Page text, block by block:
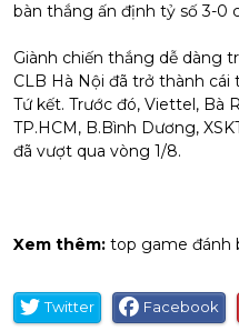
bàn thắng ấn định tỷ số 3-0
Giành chiến thắng dễ dàng
CLB Hà Nội đã trở thành
Tứ kết. Trước đó, Viettel, Bà
TP.HCM, B.Bình Dương,
đã vượt qua vòng 1/8.
Xem thêm: top game đánh
Twitter Facebook